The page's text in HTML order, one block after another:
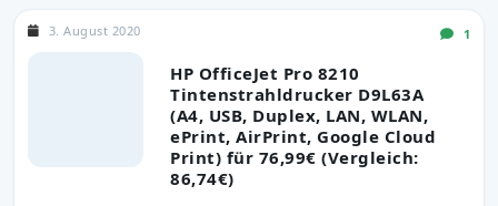
HP OfficeJet Pro 8210
Tintenstrahldrucker D9L63A
(A4, USB, Duplex, LAN, WLAN,
ePrint, AirPrint, Google Cloud
Print) für 76,99€ (Vergleich:
86,74€)
3. August 2020 1